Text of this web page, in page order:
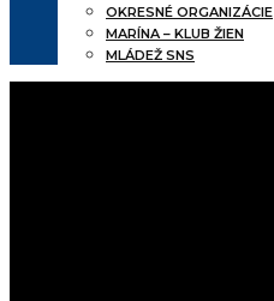
OKRESNÉ ORGANIZÁCIE
MARÍNA – KLUB ŽIEN
MLÁDEŽ SNS